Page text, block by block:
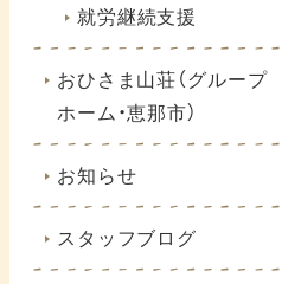
就労継続支援
おひさま山荘（グループ
ホーム・恵那市）
お知らせ
スタッフブログ